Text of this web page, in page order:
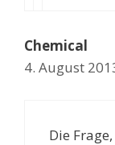
Chemical
4. August
Die